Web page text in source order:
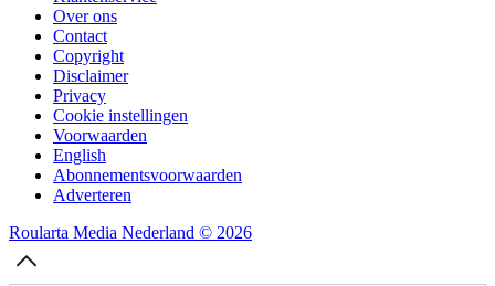
Over ons
Contact
Copyright
Disclaimer
Privacy
Cookie instellingen
Voorwaarden
English
Abonnementsvoorwaarden
Adverteren
Roularta Media Nederland © 2026